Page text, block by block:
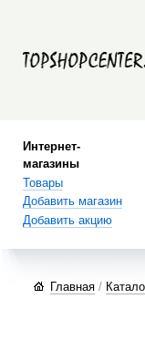
Интернет-
магазины
Товары
Добавить магазин
Добавить акцию
Главная /